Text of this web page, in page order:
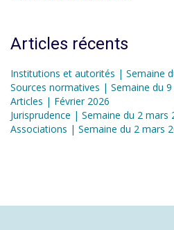
Articles récents
Institutions et autorités | Semaine
Sources normatives | Semaine du
Articles | Février 2026
Jurisprudence | Semaine du 2 mars
Associations | Semaine du 2 mars